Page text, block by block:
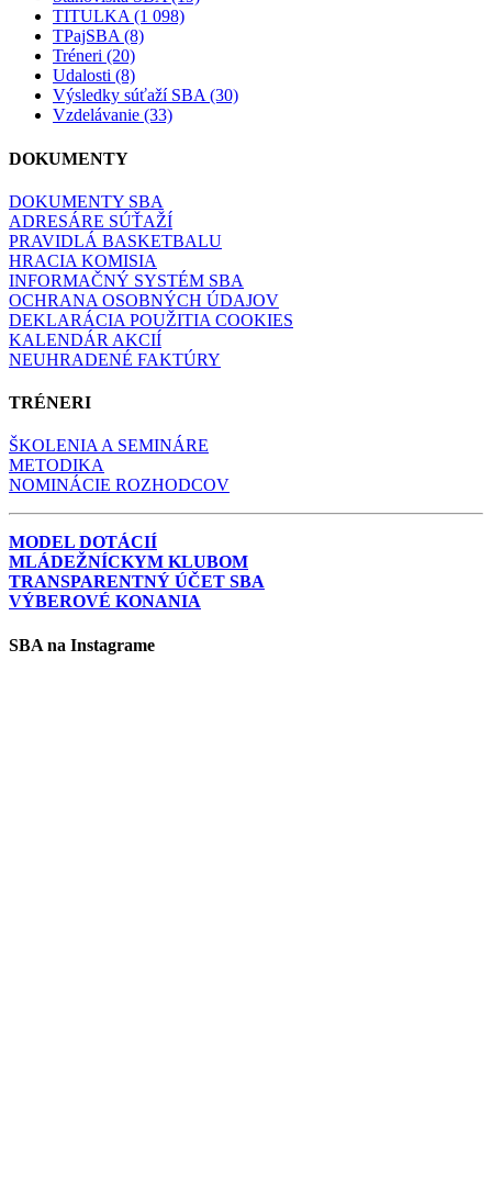
TITULKA (1 098)
TPajSBA (8)
Tréneri (20)
Udalosti (8)
Výsledky súťaží SBA (30)
Vzdelávanie (33)
DOKUMENTY
DOKUMENTY SBA
ADRESÁRE SÚŤAŽÍ
PRAVIDLÁ BASKETBALU
HRACIA KOMISIA
INFORMAČNÝ SYSTÉM SBA
OCHRANA OSOBNÝCH ÚDAJOV
DEKLARÁCIA POUŽITIA COOKIES
KALENDÁR AKCIÍ
NEUHRADENÉ FAKTÚRY
TRÉNERI
ŠKOLENIA A SEMINÁRE
METODIKA
NOMINÁCIE ROZHODCOV
MODEL DOTÁCIÍ
MLÁDEŽNÍCKYM KLUBOM
TRANSPARENTNÝ ÚČET SBA
VÝBEROVÉ KONANIA
SBA na Instagrame